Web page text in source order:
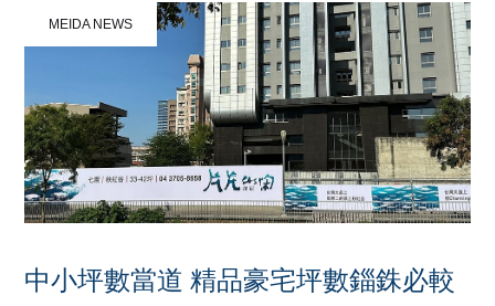
MEIDA NEWS
中小坪數當道 精品豪宅坪數錙銖必較